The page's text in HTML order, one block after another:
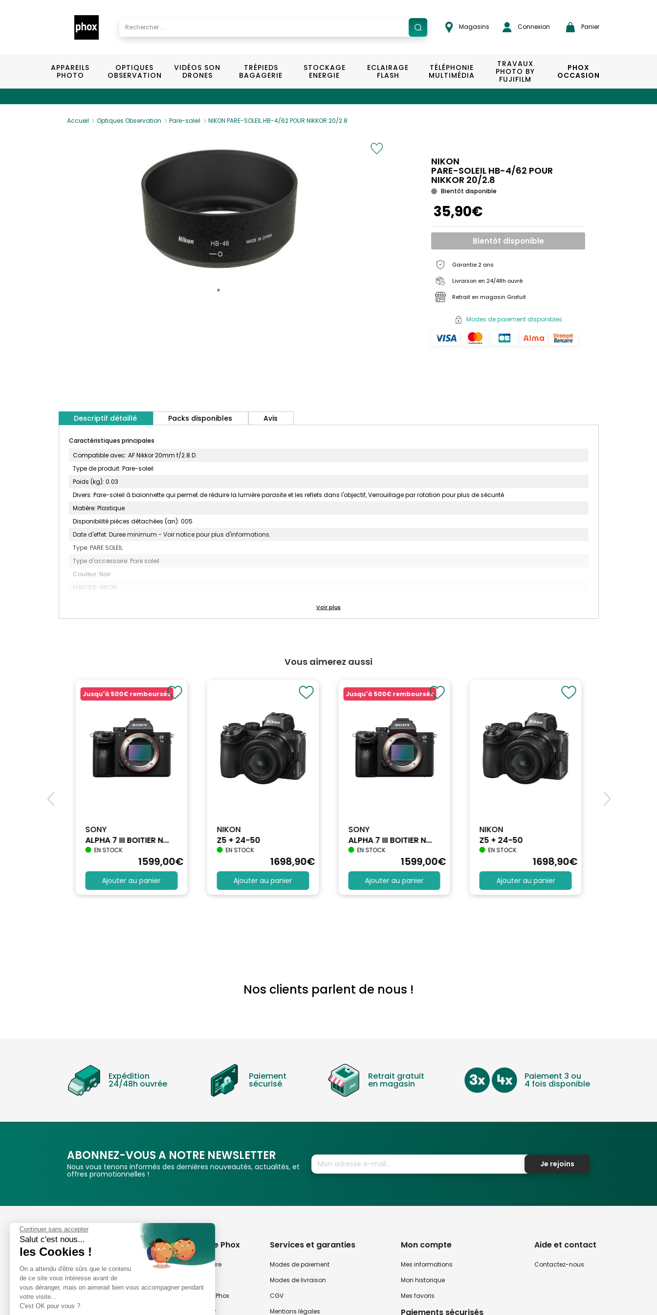
Magasins Connexion Panier
APPAREILS
PHOTO
OPTIQUES
OBSERVATION
VIDÉOS SON
DRONES
TRÉPIEDS
BAGAGERIE
STOCKAGE
ENERGIE
ECLAIRAGE
FLASH
TÉLÉPHONIE
MULTIMÉDIA
TRAVAUX
PHOTO BY
FUJIFILM
PHOX
OCCASION
Accueil Optiques Observation Pare-soleil NIKON PARE-SOLEIL HB-4/62 POUR NIKKOR 20/2.8
NIKON
PARE-SOLEIL HB-4/62 POUR
NIKKOR 20/2.8
Bientôt disponible
35,90€
Bientôt disponible
Garantie 2 ans
Livraison en 24/48h ouvré
Retrait en magasin Gratuit
Modes de paiement disponibles
Descriptif détaillé Packs disponibles Avis
Caractéristiques principales
Compatible avec: AF Nikkor 20mm f/2.8 D
Type de produit: Pare-soleil
Poids (kg): 0.03
Divers: Pare-soleil à baïonnette qui permet de réduire la lumière parasite et les reflets dans l'objectif, Verrouillage par rotation pour plus de sécurité
Matière: Plastique
Disponibilité pièces détachées (an): 005
Date d'effet: Duree minimum - Voir notice pour plus d'informations.
Type: PARE SOLEIL
Type d'accessoire: Pare soleil
Couleur: Noir
MARQUE: NIKON
Vous aimerez aussi
Jusqu'à 500€ remboursés
SONY
ALPHA 7 III BOITIER N...
EN STOCK
1599,00€
Ajouter au panier
NIKON
Z5 + 24-50
EN STOCK
1698,90€
Ajouter au panier
Jusqu'à 500€ remboursés
SONY
ALPHA 7 III BOITIER N...
EN STOCK
1599,00€
Ajouter au panier
NIKON
Z5 + 24-50
EN STOCK
1698,90€
Ajouter au panier
Nos clients parlent de nous !
Expédition
24/48h ouvrée
Paiement
sécurisé
Retrait gratuit
en magasin
Paiement 3 ou
4 fois disponible
ABONNEZ-VOUS A NOTRE NEWSLETTER
Nous vous tenons informés des dernières nouveautés, actualités, et
offres promotionnelles !
Je rejoins
Phox
Spécialiste de l'image
Suivez-nous
Avis clients
A propos de Phox
Notre savoir-faire
Nos magasins Phox
Notre newsletter
Services et garanties
Modes de paiement
Modes de livraison
CGV
Mentions légales
Mon compte
Mes informations
Mon historique
Mes favoris
Paiements sécurisés
Aide et contact
Contactez-nous
Continuer sans accepter
Salut c'est nous...
les Cookies !
On a attendu d'être sûrs que le contenu
de ce site vous intéresse avant de
vous déranger, mais on aimerait bien vous accompagner pendant
votre visite...
C'est OK pour vous ?